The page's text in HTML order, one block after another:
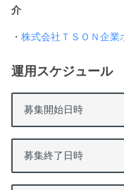
・ 株式会社ＴＳＯＮ企業
運用スケジュール
募集開始日時
募集終了日時